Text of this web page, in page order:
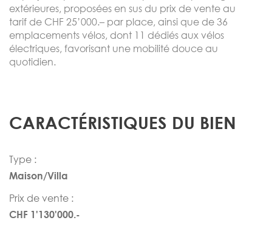
extérieures, proposées en sus du prix de vente au
tarif de CHF 25’000.– par place, ainsi que de 36
emplacements vélos, dont 11 dédiés aux vélos
électriques, favorisant une mobilité douce au
quotidien.
CARACTÉRISTIQUES DU BIEN
Type :
Maison/Villa
Prix de vente :
CHF 1'130'000.-